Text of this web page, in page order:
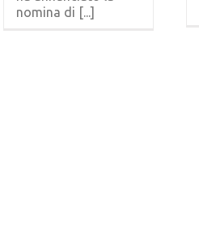
nomina di [...]